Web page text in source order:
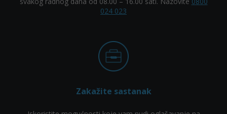
024 023
Zakažite sastanak